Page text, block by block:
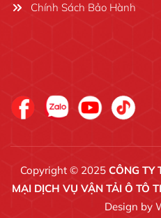
Chính Sách Bảo Hành
Copyright © 2025 CÔNG TY
MẠI DỊCH VỤ VẬN TẢI Ô TÔ
Design by